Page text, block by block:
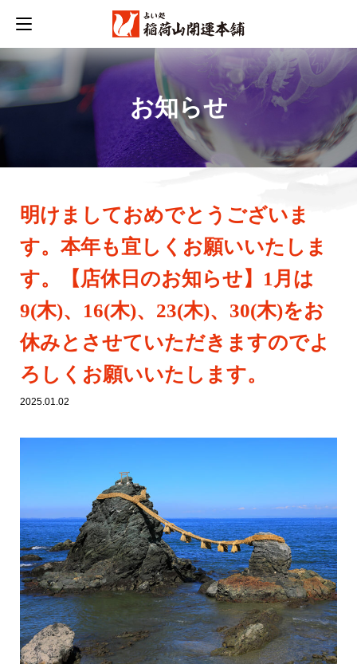
占い師紹介
お知らせ
おすすめ
料金・システム
ブログ
お知らせ
明けましておめでとうございま
す。本年も宜しくお願いいたしま
す。【店休日のお知らせ】1月は
9(木)、16(木)、23(木)、30(木)をお
休みとさせていただきますのでよ
ろしくお願いいたします。
2025.01.02